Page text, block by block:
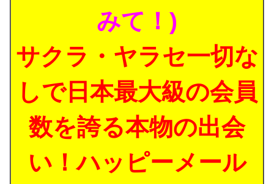
みて！)
サクラ・ヤラセ一切な
しで日本最大級の会員
数を誇る本物の出会
い！ハッピーメール